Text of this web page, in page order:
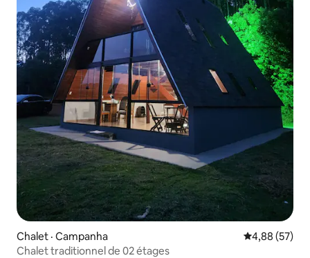
Chalet · Campanha Note
4,88 (57)
Chalet traditionnel de 02 étages